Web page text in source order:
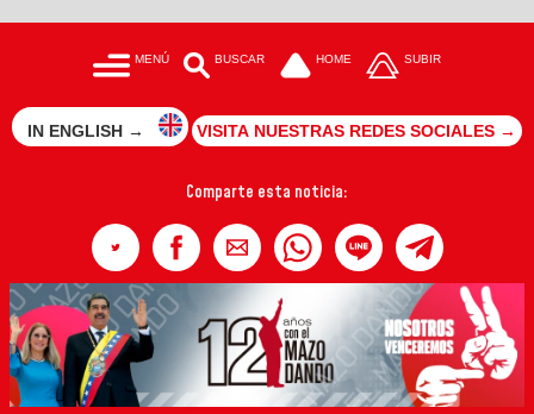
MENÚ BUSCAR HOME SUBIR
IN ENGLISH → VISITA NUESTRAS REDES SOCIALES →
Comparte esta noticia: